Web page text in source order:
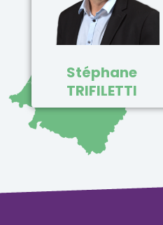
Stéphane
TRIFILETTI